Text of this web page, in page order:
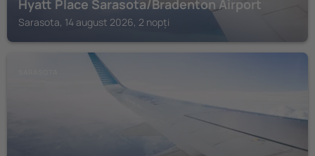
Hyatt Place Sarasota/Bradenton Airport
Sarasota, 14 august 2026, 2 nopți